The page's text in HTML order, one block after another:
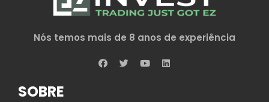
Nós temos mais de 8 anos de experiência
SOBRE